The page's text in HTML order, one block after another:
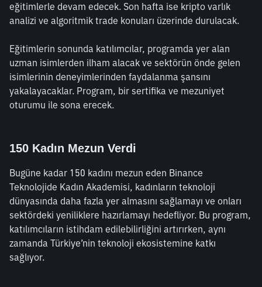
eğitimlerle devam edecek. Son hafta ise kripto varlık
analizi ve algoritmik trade konuları üzerinde durulacak.
Eğitimlerin sonunda katılımcılar, programda yer alan
uzman isimlerden ilham alacak ve sektörün önde gelen
isimlerinin deneyimlerinden faydalanma şansını
yakalayacaklar. Program, bir sertifika ve mezuniyet
oturumu ile sona erecek.
150 Kadın Mezun Verdi
Bugüne kadar 150 kadını mezun eden Binance
Teknolojide Kadın Akademisi, kadınların teknoloji
dünyasında daha fazla yer almasını sağlamayı ve onları
sektördeki yeniliklere hazırlamayı hedefliyor. Bu program,
katılımcıların istihdam edilebilirliğini artırırken, aynı
zamanda Türkiye’nin teknoloji ekosistemine katkı
sağlıyor.